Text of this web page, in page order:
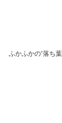
ふかふかの"落ち